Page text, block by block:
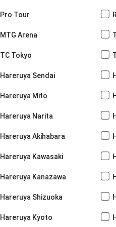
Pro Tour
MTG Arena
TC Tokyo
Hareruya Sendai
Hareruya Mito
Hareruya Narita
Hareruya Akihabara
Hareruya Kawasaki
Hareruya Kanazawa
Hareruya Shizuoka
Hareruya Kyoto